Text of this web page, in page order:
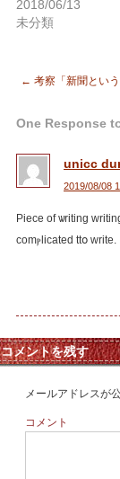
い
ウ
ィ
で
開
す)
し
(新
し
ン
で
開
き
ま
で
開
す)
2018/06/13
未分類
← 考察「新聞という
One Response
unicc
2019/08/08
Piece of ѡriting
comⲣlicated ttօ write.
コメントを残す
メールアドレスが
コメント